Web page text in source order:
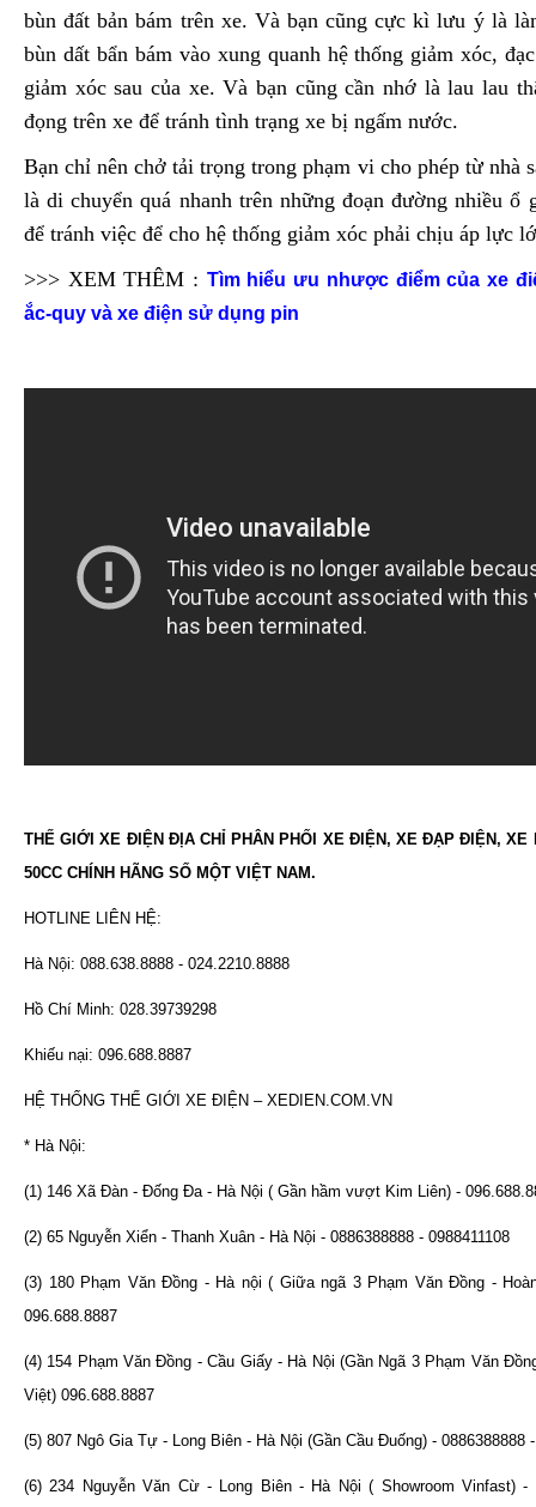
bùn đất bản bám trên xe. Và bạn cũng cực kì lưu ý là
bùn dất bẩn bám vào xung quanh hệ thống giảm xóc,
giảm xóc sau của xe. Và bạn cũng cần nhớ là lau lau
đọng trên xe để tránh tình trạng xe bị ngấm nước.
Bạn chỉ nên chở tải trọng trong phạm vi cho phép từ nhà
là di chuyển quá nhanh trên những đoạn đường nhiều ổ
để tránh việc để cho hệ thống giảm xóc phải chịu áp lực
>>> XEM THÊM : Tìm hiểu ưu nhược điểm của xe
ắc-quy và xe điện sử dụng pin
THẾ GIỚI XE ĐIỆN ĐỊA CHỈ PHÂN PHỐI XE ĐIỆN, XE ĐẠP ĐIỆN, XE
50CC CHÍNH HÃNG SỐ MỘT VIỆT NAM.
HOTLINE LIÊN HỆ:
Hà Nội: 088.638.8888 - 024.2210.8888
Hồ Chí Minh: 028.39739298
Khiếu nại: 096.688.8887
HỆ THỐNG THẾ GIỚI XE ĐIỆN – XEDIEN.COM.VN
* Hà Nội:
(1) 146 Xã Đàn - Đống Đa - Hà Nội ( Gần hầm vượt Kim Liên) -
(2) 65 Nguyễn Xiển - Thanh Xuân - Hà Nội - 0886388888 - 0988411108
(3) 180 Phạm Văn Đồng - Hà nội ( Giữa ngã 3 Phạm Văn Đồng -
096.688.8887
(4) 154 Phạm Văn Đồng - Cầu Giấy - Hà Nội (Gần Ngã 3 Phạm Văn
Việt) 096.688.8887
(5) 807 Ngô Gia Tự - Long Biên - Hà Nội (Gần Cầu Đuống) - 0886388888 -
(6) 234 Nguyễn Văn Cừ - Long Biên - Hà Nội ( Showroom Vinfast) -